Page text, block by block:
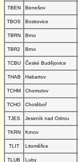
TBEN
Benešov
TBOS
Boskovice
TBRN
Brno
TBR2
Brno
TCBU
České Budějovice
THAB
Habartov
TCHM
Chomutov
TCHO
Chotěboř
TJES
Jeseník nad Odrou
TKRN
Krnov
TLIT
Litoměřice
TLUB
Luby